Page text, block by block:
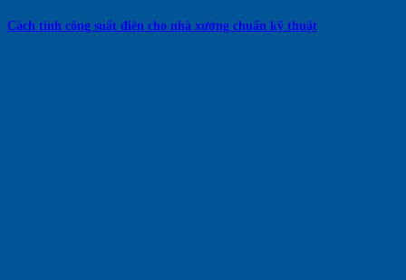
Cách tính công suất điện cho nhà xưởng chuẩn kỹ thuật